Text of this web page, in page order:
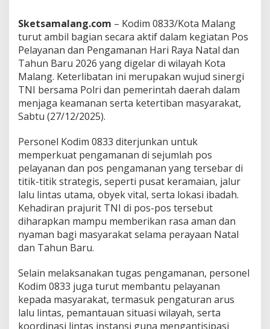
a
n
P
e
n
g
a
m
a
n
N
a
t
d
a
n
T
u
n
B
a
r
Sketsamalang.com – Kodim 0833/Kota Malang
turut ambil bagian secara aktif dalam kegiatan Pos
Pelayanan dan Pengamanan Hari Raya Natal dan
Tahun Baru 2026 yang digelar di wilayah Kota
Malang. Keterlibatan ini merupakan wujud sinergi
TNI bersama Polri dan pemerintah daerah dalam
menjaga keamanan serta ketertiban masyarakat,
Sabtu (27/12/2025).
Personel Kodim 0833 diterjunkan untuk
memperkuat pengamanan di sejumlah pos
pelayanan dan pos pengamanan yang tersebar di
titik-titik strategis, seperti pusat keramaian, jalur
lalu lintas utama, obyek vital, serta lokasi ibadah.
Kehadiran prajurit TNI di pos-pos tersebut
diharapkan mampu memberikan rasa aman dan
nyaman bagi masyarakat selama perayaan Natal
dan Tahun Baru.
Selain melaksanakan tugas pengamanan, personel
Kodim 0833 juga turut membantu pelayanan
kepada masyarakat, termasuk pengaturan arus
lalu lintas, pemantauan situasi wilayah, serta
koordinasi lintas instansi guna mengantisipasi